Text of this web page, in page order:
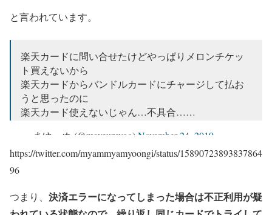
と言われています。
楽天カードに問い合せたけどやっぱりメロンチケッ
ト買えないから
楽天カードからバンドルカードにチャージして払お
うと思ったのに
楽天カード使えないじゃん…不具合……
— まゆーぬ (@mayeunwoo) November 24, 2019
https://twitter.com/myammyamyoongi/status/15890723893837864
96
つまり、 決済エラーになってしまった場合は不正利用が疑